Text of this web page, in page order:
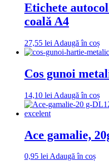
Etichete
coală A4
27,55 lei Adaugă în coș
Cos gunoi
14,10 lei Adaugă în coș
Ace gamalie,
0,95 leiAdaugă în coș